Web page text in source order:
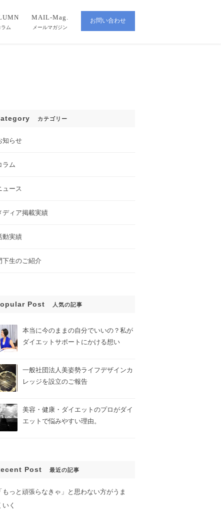
ラム
MAIL-Mag.
メールマガジン
CONTACT
お問い合わせ
カテゴリー
知らせ
ラム
ュース
ディア掲載実績
動実績
下生のご紹介
Post 人気の記事
本当に今のままの自分でいいの？私が
ダイエットサポートにかける想い
一般社団法人美姿勢ライフデザインカ
レッジを設立のご報告
美容・健康・ダイエットのプロがダイ
エットで悩みやすい理由。
Post 最近の記事
「もっと頑張らなきゃ」と思わない方がうま
いく